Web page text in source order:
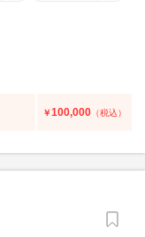
￥100,000 （税込）